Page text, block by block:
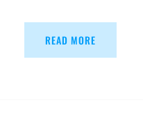
READ MORE